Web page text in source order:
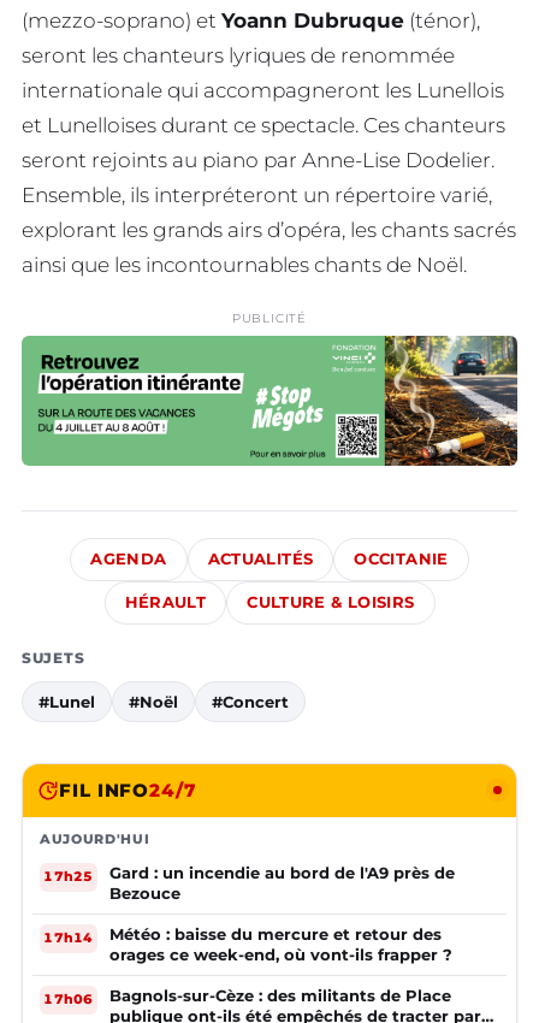
(mezzo-soprano) et Yoann Dubruque (ténor),
seront les chanteurs lyriques de renommée
internationale qui accompagneront les Lunellois
et Lunelloises durant ce spectacle. Ces chanteurs
seront rejoints au piano par Anne-Lise Dodelier.
Ensemble, ils interpréteront un répertoire varié,
explorant les grands airs d’opéra, les chants sacrés
ainsi que les incontournables chants de Noël.
PUBLICITÉ
AGENDA ACTUALITÉS OCCITANIE
HÉRAULT CULTURE & LOISIRS
SUJETS
#Lunel #Noël #Concert
FIL INFO24/7
AUJOURD'HUI
17h25
Gard : un incendie au bord de l'A9 près de
Bezouce
17h14
Météo : baisse du mercure et retour des
orages ce week-end, où vont-ils frapper ?
17h06
Bagnols-sur-Cèze : des militants de Place
publique ont-ils été empêchés de tracter par